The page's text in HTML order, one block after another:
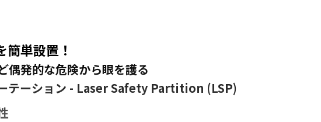
簡単設置！
偶発的な危険から眼を護る
テーション - Laser Safety Partition (LSP)